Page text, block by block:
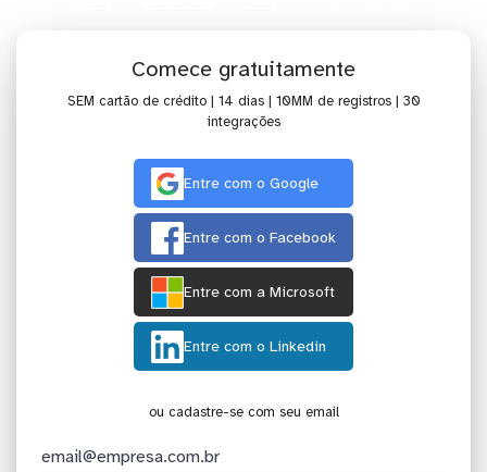
Comece gratuitamente
SEM cartão de crédito | 14 dias | 10MM de registros | 30
integrações
Entre com o Google
Entre com o Facebook
Entre com a Microsoft
Entre com o Linkedin
ou cadastre-se com seu email